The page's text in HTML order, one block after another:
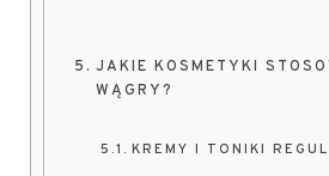
JAKIE KOSMETYKI
WĄGRY?
KREMY I TONIKI